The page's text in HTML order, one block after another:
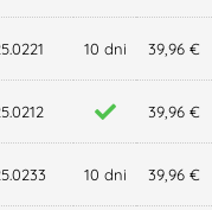
10 dni 39,96 €
39,96 €
10 dni 39,96 €